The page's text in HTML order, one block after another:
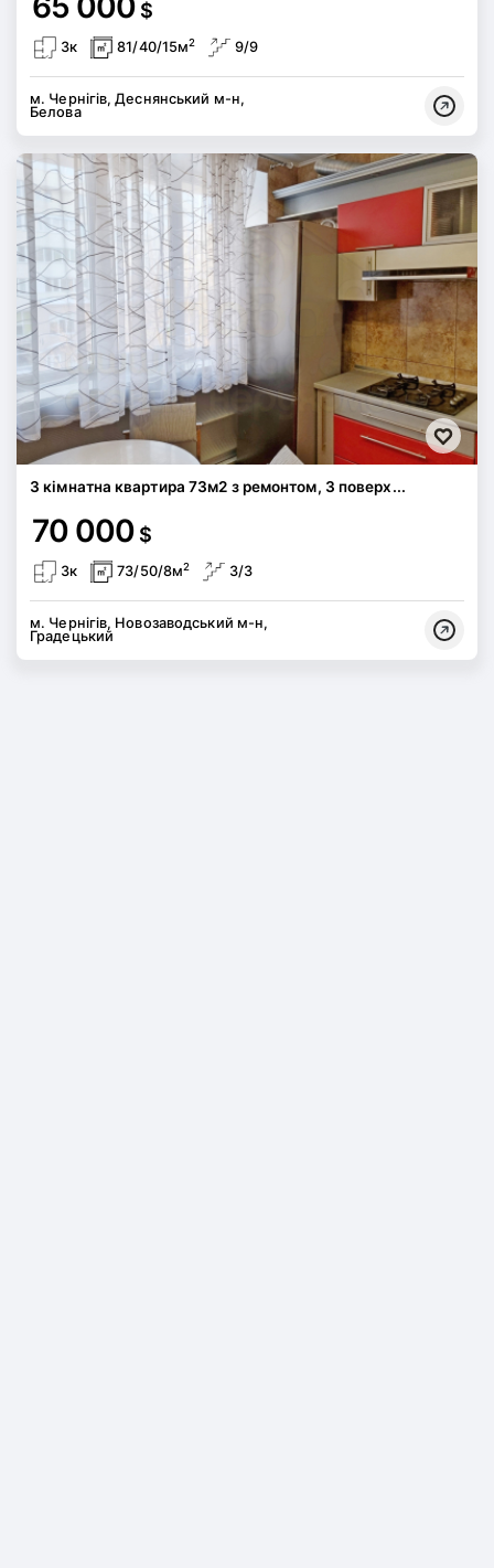
$
3к 81/40/15м2 9/9
м. Чернігів, Деснянський м-н,
Белова
3 кімнатна квартира 73м2 з ремонтом, 3 поверх...
70 000 $
3к 73/50/8м2 3/3
м. Чернігів, Новозаводський м-н,
Градецький